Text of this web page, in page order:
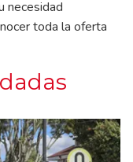
necesidad
toda la oferta